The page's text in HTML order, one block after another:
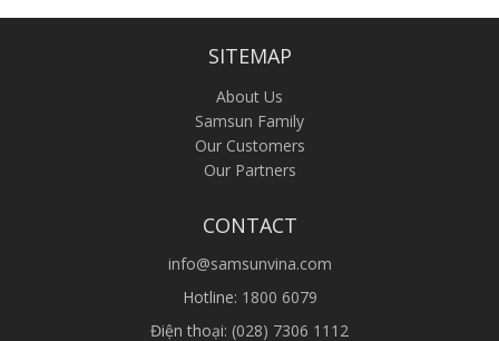
SITEMAP
About Us
Samsun Family
Our Customers
Our Partners
CONTACT
info@samsunvina.com
Hotline: 1800 6079
Điện thoại: (028) 7306 1112